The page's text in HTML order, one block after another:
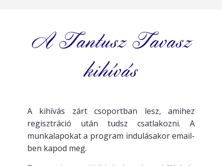
A Tantusz Tavasz
kihívás
A kihívás zárt csoportban lesz, amihez
regisztráció után tudsz csatlakozni. A
munkalapokat a program indulásakor email-
ben kapod meg.